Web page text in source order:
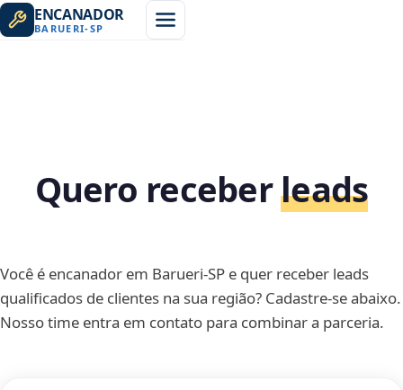
ENCANADOR
BARUERI-SP
Quero receberleads
Você é encanador em Barueri-SP e quer receber leads
qualificados de clientes na sua região? Cadastre-se abaixo.
Nosso time entra em contato para combinar a parceria.